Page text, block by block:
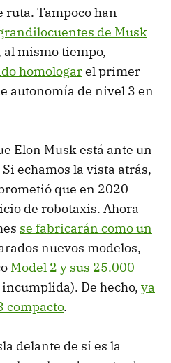
ruta. Tampoco han
de Musk
al mismo tiempo,
homologarel primer
autonomía de nivel 3 en
Elon Musk está ante un
echamos la vista atrás,
que en 2020
de robotaxis. Ahora
se fabricarán como un
nuevos modelos,
Model 2 y sus 25.000
De hecho, ya
compacto.
delante de sí es la